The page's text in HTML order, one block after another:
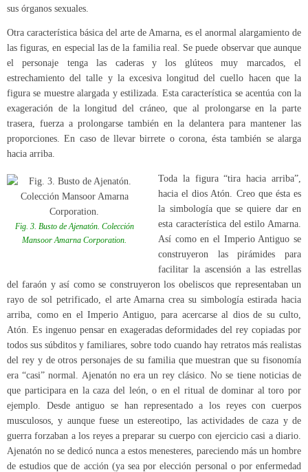
sus órganos sexuales.
Otra característica básica del arte de Amarna, es el anormal alargamiento de
las figuras, en especial las de la familia real. Se puede observar que aunque
el personaje tenga las caderas y los glúteos muy marcados, el
estrechamiento del talle y la excesiva longitud del cuello hacen que la
figura se muestre alargada y estilizada. Esta característica se acentúa con la
exageración de la longitud del cráneo, que al prolongarse en la parte
trasera, fuerza a prolongarse también en la delantera para mantener las
proporciones. En caso de llevar birrete o corona, ésta también se alarga
hacia arriba.
Fig. 3. Busto de Ajenatón. Colección
Mansoor Amarna Corporation.
Toda la figura “tira hacia arriba”,
hacia el dios Atón. Creo que ésta es
la simbología que se quiere dar en
esta característica del estilo Amarna.
Así como en el Imperio Antiguo se
construyeron las pirámides para
facilitar la ascensión a las estrellas
del faraón y así como se construyeron los obeliscos que representaban un
rayo de sol petrificado, el arte Amarna crea su simbología estirada hacia
arriba, como en el Imperio Antiguo, para acercarse al dios de su culto,
Atón. Es ingenuo pensar en exageradas deformidades del rey copiadas por
todos sus súbditos y familiares, sobre todo cuando hay retratos más realistas
del rey y de otros personajes de su familia que muestran que su fisonomía
era “casi” normal. Ajenatón no era un rey clásico. No se tiene noticias de
que participara en la caza del león, o en el ritual de dominar al toro por
ejemplo. Desde antiguo se han representado a los reyes con cuerpos
musculosos, y aunque fuese un estereotipo, las actividades de caza y de
guerra forzaban a los reyes a preparar su cuerpo con ejercicio casi a diario.
Ajenatón no se dedicó nunca a estos menesteres, pareciendo más un hombre
de estudios que de acción (ya sea por elección personal o por enfermedad